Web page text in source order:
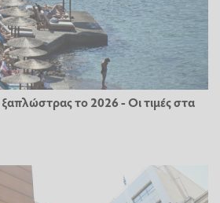
το 2026 - Οι τιμές στα